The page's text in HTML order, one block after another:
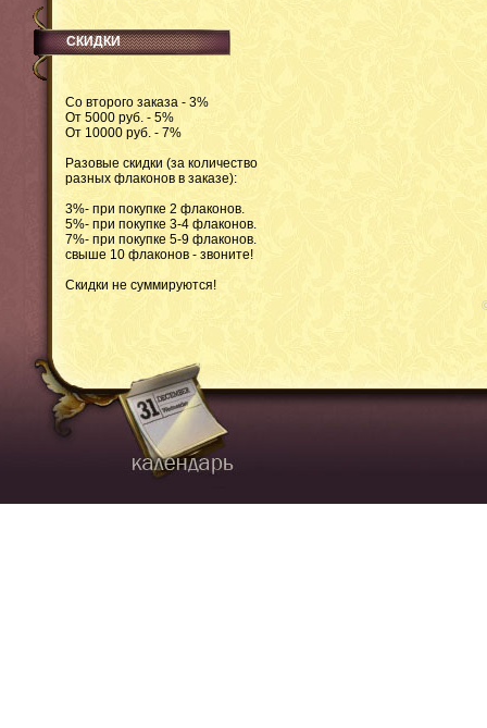
СКИДКИ
Со второго заказа - 3%
От 5000 руб. - 5%
От 10000 руб. - 7%
Разовые скидки (за количество
разных флаконов в заказе):
3%- при покупке 2 флаконов.
5%- при покупке 3-4 флаконов.
7%- при покупке 5-9 флаконов.
свыше 10 флаконов - звоните!
Скидки не суммируются!